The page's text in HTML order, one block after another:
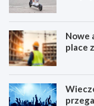
Nowe
place